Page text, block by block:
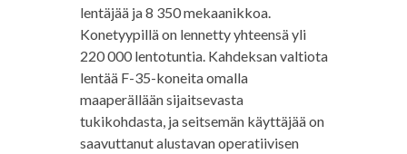
lentäjää ja 8 350 mekaanikkoa.
Konetyypillä on lennetty yhteensä yli
220 000 lentotuntia. Kahdeksan valtiota
lentää F-35-koneita omalla
maaperällään sijaitsevasta
tukikohdasta, ja seitsemän käyttäjää on
saavuttanut alustavan operatiivisen